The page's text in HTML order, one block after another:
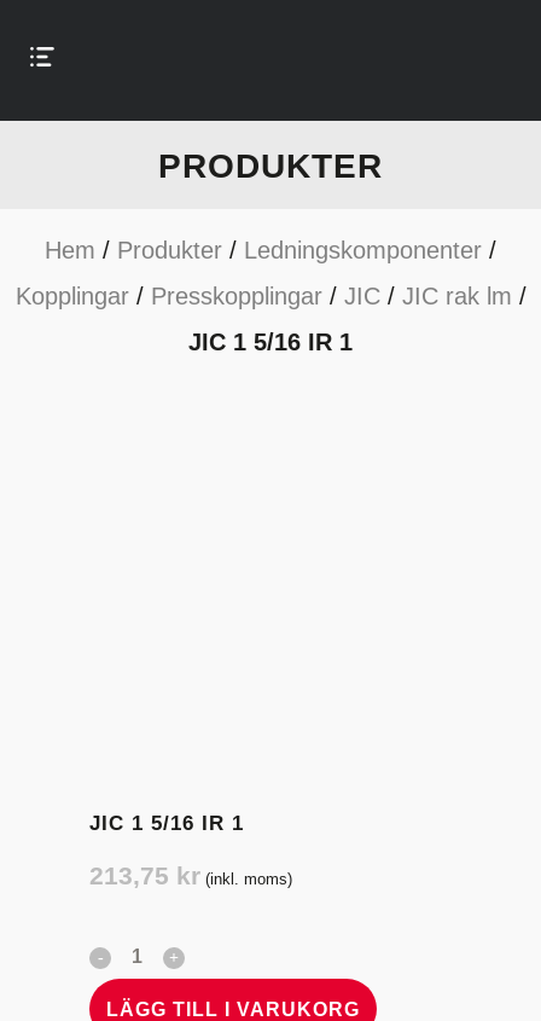
PRODUKTER
Hem / Produkter / Ledningskomponenter /
Kopplingar/ Presskopplingar/ JIC/ JIC rak lm /
JIC 1 5/16 IR 1
JIC 1 5/16 IR 1
213,75 kr (inkl. moms)
LÄGG TILL I VARUKORG